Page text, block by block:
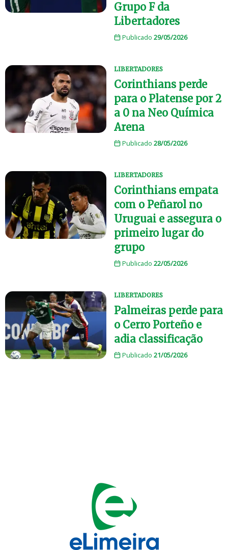
Grupo F da
Libertadores
Publicado 29/05/2026
LIBERTADORES
Corinthians perde
para o Platense por 2
a 0 na Neo Química
Arena
Publicado 28/05/2026
LIBERTADORES
Corinthians empata
com o Peñarol no
Uruguai e assegura o
primeiro lugar do
grupo
Publicado 22/05/2026
LIBERTADORES
Palmeiras perde para
o Cerro Porteño e
adia classificação
Publicado 21/05/2026